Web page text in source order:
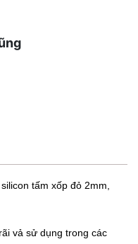
tấm xốp đỏ 2mm,
vả sử dụng trong các